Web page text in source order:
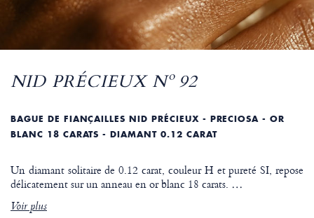
NID PRÉCIEUX Nº 92
BAGUE DE FIANÇAILLES NID PRÉCIEUX - PRECIOSA - OR
BLANC 18 CARATS - DIAMANT 0.12 CARAT
Un diamant solitaire de 0.12 carat, couleur H et pureté SI, repose
délicatement sur un anneau en or blanc 18 carats. …
Voir plus